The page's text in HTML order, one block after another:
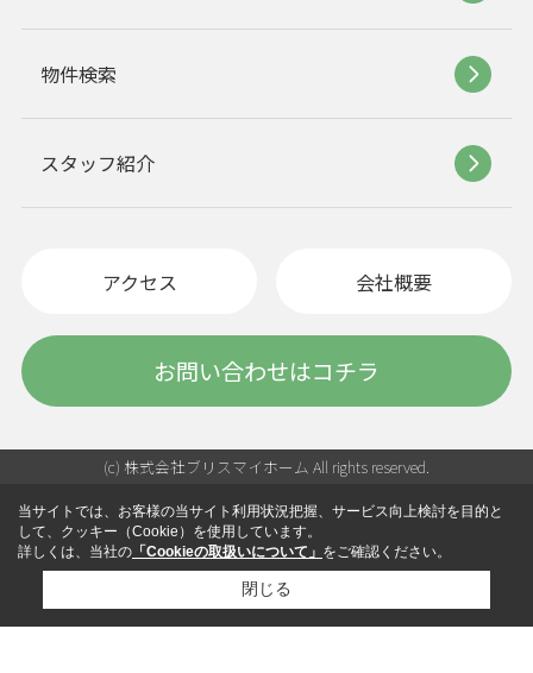
物件検索
スタッフ紹介
アクセス 会社概要
お問い合わせはコチラ
(c) 株式会社ブリスマイホーム All rights reserved.
当サイトでは、お客様の当サイト利用状況把握、サービス向上検討を目的と
して、クッキー（Cookie）を使用しています。
詳しくは、当社の 「Cookieの取扱いについて」 をご確認ください。
閉じる